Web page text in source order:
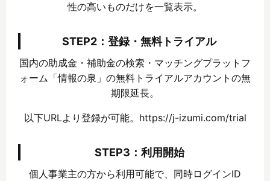
性の高いものだけを一覧表示。
STEP2：登録・無料トライアル
国内の助成金・補助金の検索・マッチングプラットフ
ォーム「情報の泉」の無料トライアルアカウントの無
期限延長。
以下URLより登録が可能。https://j-izumi.com/trial
STEP3：利用開始
個人事業主の方から利用可能で、同時ログインID